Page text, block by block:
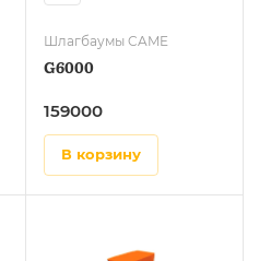
Шлагбаумы CAME
G6000
159000
в корзину